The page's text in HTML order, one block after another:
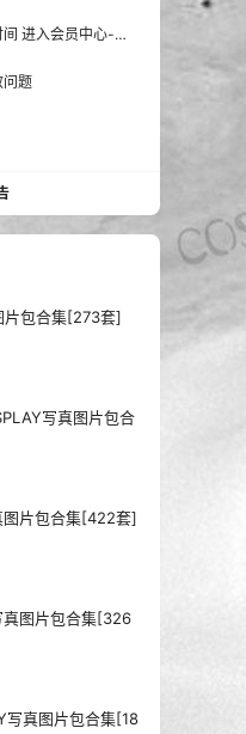
我的设置中为您的账号绑定邮箱!
问题
片包合集[273套]
写真图片包合
图片包合集[422套]
真图片包合集[326
写真图片包合集[18